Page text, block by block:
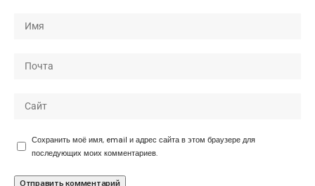
Сохранить моё имя, email и адрес сайта в этом браузере для
последующих моих комментариев.